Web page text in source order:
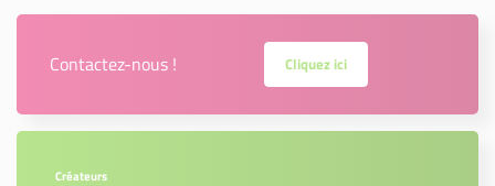
Contactez-nous ! Cliquez ici
Créateurs